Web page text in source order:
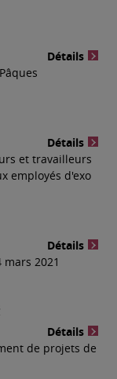
Détails
Détails
et travailleurs
employés d'exo
Détails
mars 2021
Détails
de projets de